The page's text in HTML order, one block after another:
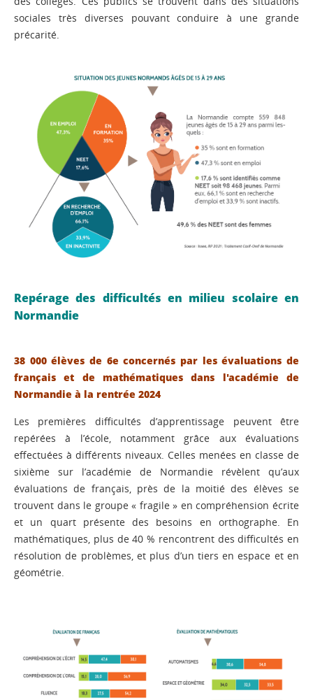
sociales très diverses pouvant conduire à une grande
précarité.
Repérage des difficultés en milieu scolaire en
Normandie
38 000 élèves de 6e concernés par les évaluations de
français et de mathématiques dans l'académie de
Normandie à la rentrée 2024
Les premières difficultés d’apprentissage peuvent être
repérées à l’école, notamment grâce aux évaluations
effectuées à différents niveaux. Celles menées en classe de
sixième sur l’académie de Normandie révèlent qu’aux
évaluations de français, près de la moitié des élèves se
trouvent dans le groupe « fragile » en compréhension écrite
et un quart présente des besoins en orthographe. En
mathématiques, plus de 40 % rencontrent des difficultés en
résolution de problèmes, et plus d’un tiers en espace et en
géométrie.